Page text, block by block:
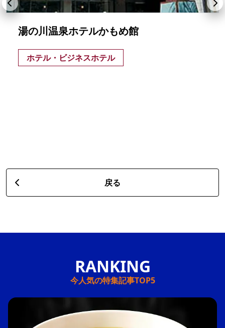
湯の川温泉ホテルかもめ館
ホテル・ビジネスホテル
戻る
今人気の特集記事TOP5